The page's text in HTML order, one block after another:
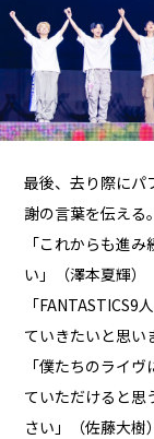
最後、去り際にパ
謝の言葉を伝える。
「これからも進
い」（澤本夏輝）
「FANTASTICS9
ていきたいと思い
「僕たちのライ
ていただけると思
さい」（佐藤大樹）